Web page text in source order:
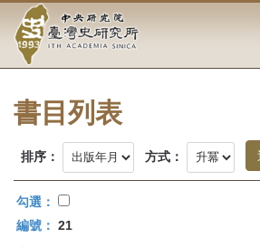
要
中
央
研
究
院-
臺
灣
書目列表
排序： 方式：
勾選：
編號： 21